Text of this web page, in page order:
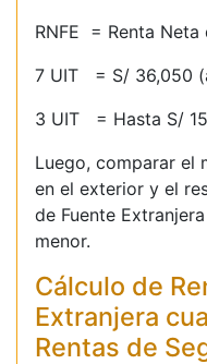
RNFE = Renta Neta
7 UIT = S/ 36,050
3 UIT = Hasta S/
Luego, comparar el
en el exterior y el
de Fuente
menor.
Cálculo de
Extranjera
Rentas de